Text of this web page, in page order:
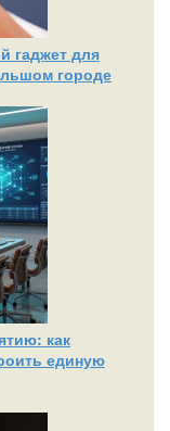
гаджет для
городе
как
единую